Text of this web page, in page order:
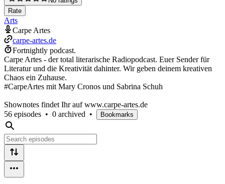
Rate
Arts
Carpe Artes
carpe-artes.de
Fortnightly podcast.
Carpe Artes - der total literarische Radiopodcast. Euer Sender für
Literatur und die Kreativität dahinter. Wir geben deinem kreativen
Chaos ein Zuhause.
#CarpeArtes mit Mary Cronos und Sabrina Schuh
Shownotes findet Ihr auf www.carpe-artes.de
56 episodes • 0 archived • Bookmarks